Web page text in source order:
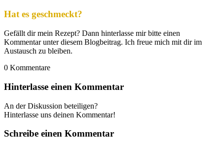
Hat es geschmeckt?
Gefällt dir mein Rezept? Dann hinterlasse mir bitte einen
Kommentar unter diesem Blogbeitrag. Ich freue mich mit dir im
Austausch zu bleiben.
0 Kommentare
Hinterlasse einen Kommentar
An der Diskussion beteiligen?
Hinterlasse uns deinen Kommentar!
Schreibe einen Kommentar